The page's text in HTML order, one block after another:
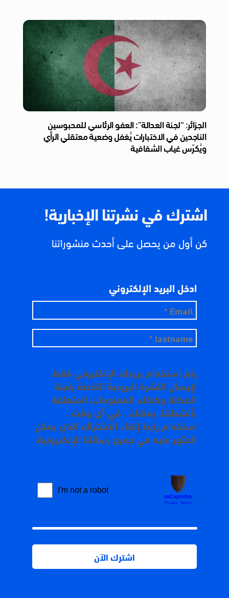
الجزائر: “لجنة العدالة”: العفو الرئاسي للمحبوسين
الناجحين في الاختبارات يُغفل وضعية معتقلي الرأي
ويُكرّس غياب الشفافية
اشترك في نشرتنا الإخبارية!
كن أول من يحصل على أحدث منشوراتنا
ادخل البريد الإلكتروني
يتم استخدام بريدك الإلكتروني فقط
لإرسال النشرة البريدية الخاصة بلجنة
العدالة وكذلك المعلومات المتعلقة
بأنشطتنا. يمكنك ، في أي وقت ،
استخدام رابط إلغاء الاشتراك الذي يمكن
العثور عليه في جميع رسائلنا الإلكترونية.